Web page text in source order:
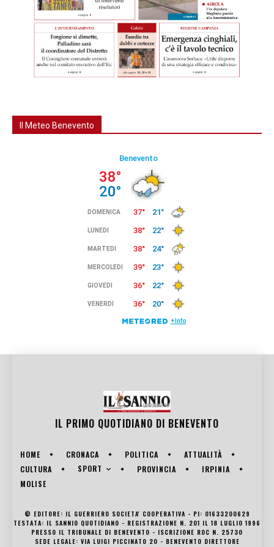
Il Meteo Benevento
IL PRIMO QUOTIDIANO DI BENEVENTO
HOME CRONACA POLITICA
ATTUALITÀ
CULTURA
SPORT PROVINCIA
IRPINIA
MOLISE
© EDITORE: IL GUERRIERO SOCIETA' COOPERATIVA - PI: 01633200629
TESTATA: IL SANNIO QUOTIDIANO - REGISTRAZIONE N. 201 IL 18 LUGLIO 1996
PRESSO IL TRIBUNALE DI BENEVENTO - ISCRIZIONE ROC N. 25730
SEDE LEGALE: VIA LUIGI PICCINATO 20 - BENEVENTO DIRETTORE